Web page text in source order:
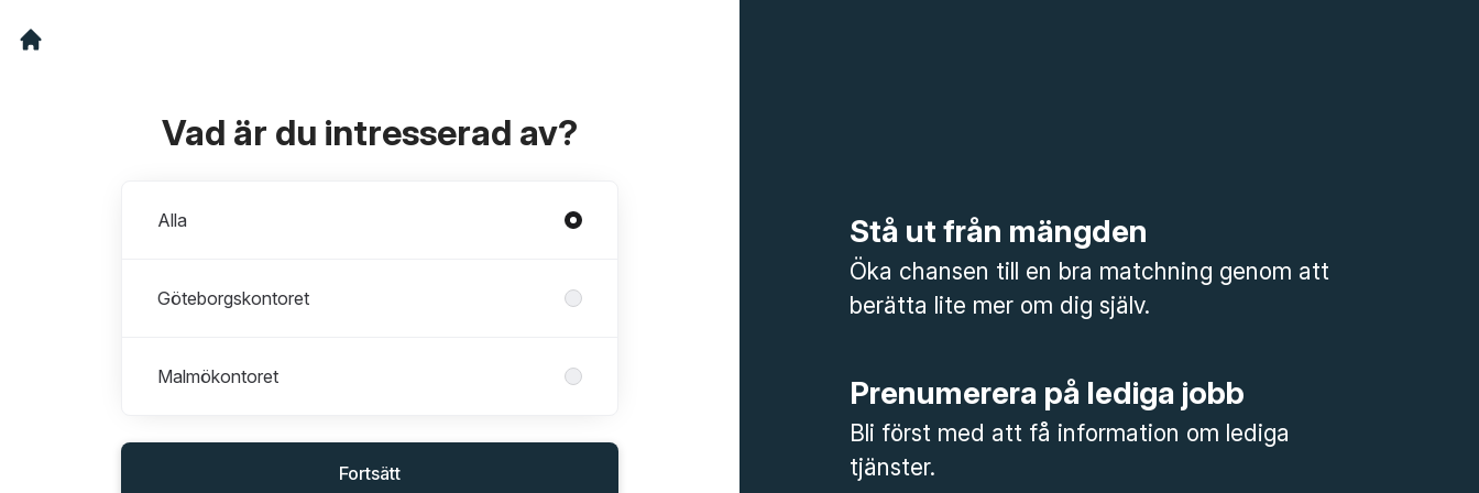
Vad är du intresserad av?
Alla
Göteborgskontoret
Malmökontoret
Fortsätt
Stå ut från mängden
Öka chansen till en bra matchning genom att
berätta lite mer om dig själv.
Prenumerera på lediga jobb
Bli först med att få information om lediga
tjänster.